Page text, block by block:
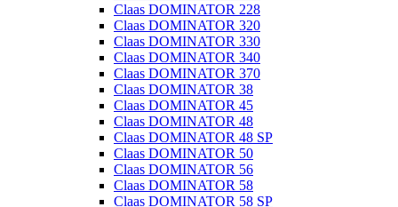
Claas DOMINATOR 228
Claas DOMINATOR 320
Claas DOMINATOR 330
Claas DOMINATOR 340
Claas DOMINATOR 370
Claas DOMINATOR 38
Claas DOMINATOR 45
Claas DOMINATOR 48
Claas DOMINATOR 48 SP
Claas DOMINATOR 50
Claas DOMINATOR 56
Claas DOMINATOR 58
Claas DOMINATOR 58 SP